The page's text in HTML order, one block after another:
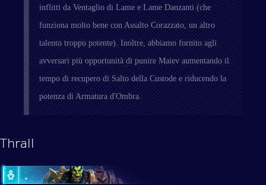
inflitti da Ventaglio di Lame e Lame Danzanti (che
funziona molto bene con Assalto Corazzato, un altro
talento troppo potente). Inoltre, abbiamo fornito agli
avversari più opportunità di punire Maiev aumentando il
tempo di recupero di Salto della Custode e riducendo la
potenza di Armatura d'Ombra.
Thrall